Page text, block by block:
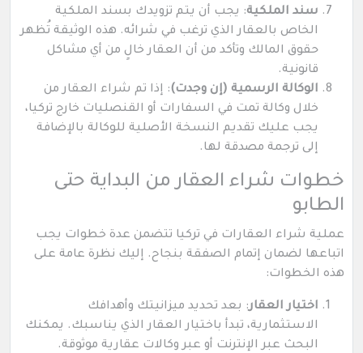
سند الملكية: يجب أن يتم تزويدك بسند الملكية
الخاص بالعقار الذي ترغب في شرائه. هذه الوثيقة تُظهر
حقوق المالك وتأكد من أن العقار خالٍ من أي مشاكل
قانونية.
الوكالة الرسمية (إن وجدت): إذا تم شراء العقار من
خلال وكالة تمت في السفارات أو القنصليات خارج تركيا،
يجب عليك تقديم النسخة الأصلية للوكالة بالإضافة
إلى ترجمة مصدقة لها.
خطوات شراء العقار من البداية حتى
الطابو
عملية شراء العقارات في تركيا تتضمن عدة خطوات يجب
اتباعها لضمان إتمام الصفقة بنجاح. إليك نظرة عامة على
هذه الخطوات:
اختيار العقار: بعد تحديد ميزانيتك وأهدافك
الاستثمارية، تبدأ باختيار العقار الذي يناسبك. يمكنك
البحث عبر الإنترنت أو عبر وكالات عقارية موثوقة.